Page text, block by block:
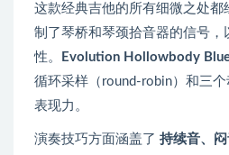
这款经典吉他的所有细微之处都
制了琴桥和琴颈拾音器的信号，
性。
Evolution Hollowbody
循环采样（round-robin）和三
表现力。
演奏技巧方面涵盖了 持续音、